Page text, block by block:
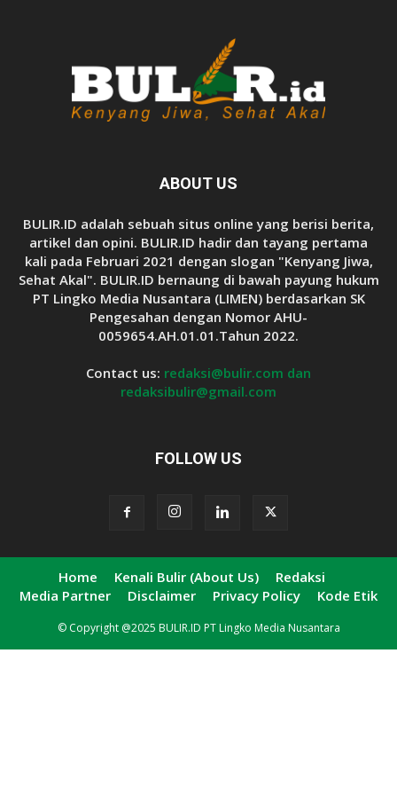
ABOUT US
BULIR.ID adalah sebuah situs online yang berisi berita,
artikel dan opini. BULIR.ID hadir dan tayang pertama
kali pada Februari 2021 dengan slogan "Kenyang Jiwa,
Sehat Akal". BULIR.ID bernaung di bawah payung hukum
PT Lingko Media Nusantara (LIMEN) berdasarkan SK
Pengesahan dengan Nomor AHU-
0059654.AH.01.01.Tahun 2022.
Contact us: redaksi@bulir.com dan
redaksibulir@gmail.com
FOLLOW US
Home Kenali Bulir (About Us)
Redaksi
Media Partner
Disclaimer Privacy Policy Kode Etik
© Copyright @2025 BULIR.ID PT Lingko Media Nusantara